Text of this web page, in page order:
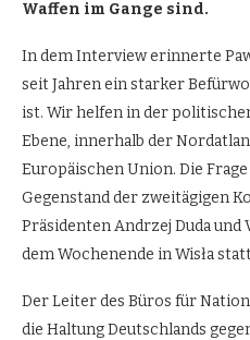
Waffen im Gange sind.
In dem Interview erinnerte
seit Jahren ein starker
ist. Wir helfen in der
Ebene, innerhalb der
Europäischen Union. Die
Gegenstand der zweitägigen
Präsidenten Andrzej Duda
dem Wochenende in Wisła
Der Leiter des Büros für
die Haltung Deutschlands